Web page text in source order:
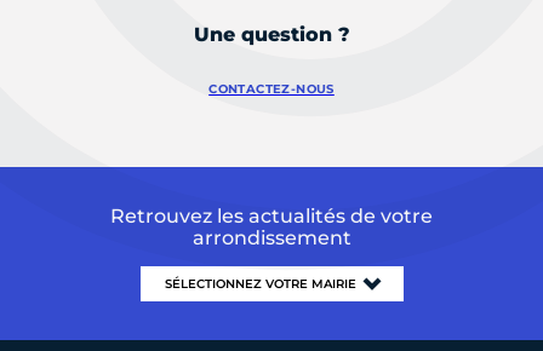
Une question ?
CONTACTEZ-NOUS
Retrouvez les actualités de votre
arrondissement